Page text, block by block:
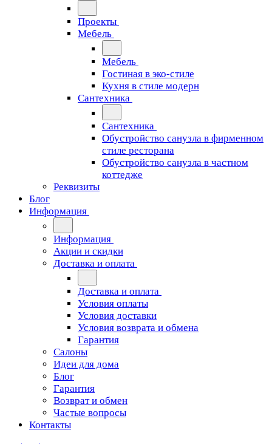
Проекты
Мебель
Мебель
Гостиная в эко-стиле
Кухня в стиле модерн
Сантехника
Сантехника
Обустройство санузла в фирменном
стиле ресторана
Обустройство санузла в частном
коттедже
Реквизиты
Блог
Информация
Информация
Акции и скидки
Доставка и оплата
Доставка и оплата
Условия оплаты
Условия доставки
Условия возврата и обмена
Гарантия
Салоны
Идеи для дома
Блог
Гарантия
Возврат и обмен
Частые вопросы
Контакты